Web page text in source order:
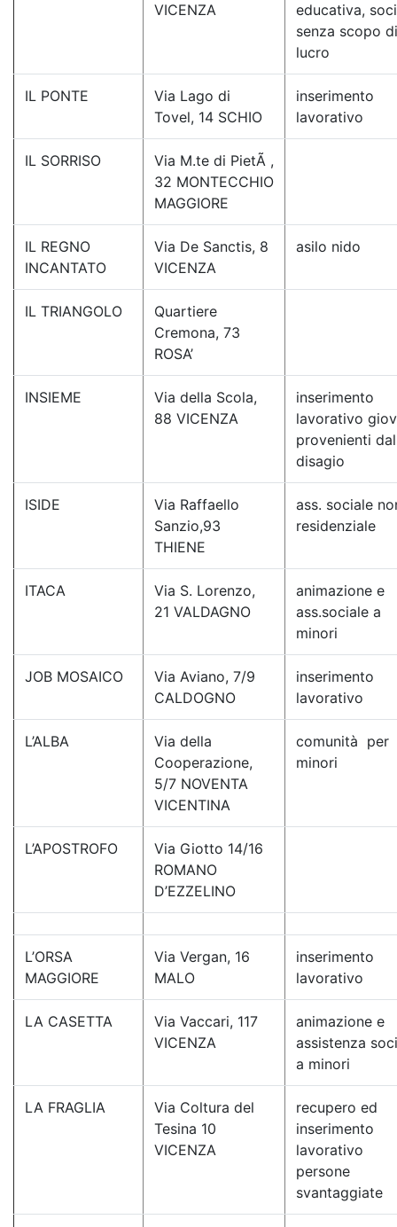
VICENZA
educativa,
senza scopo di
lucro
IL PONTE
Via Lago di
Tovel, 14 SCHIO
inserimento
lavorativo
IL SORRISO
Via M.te di PietÃ ,
32 MONTECCHIO
MAGGIORE
IL REGNO
INCANTATO
Via De Sanctis, 8
VICENZA
asilo nido
IL TRIANGOLO
Quartiere
Cremona, 73
ROSA’
INSIEME
Via della Scola,
88 VICENZA
inserimento
lavorativo
provenienti dal
disagio
ISIDE
Via Raffaello
Sanzio,93
THIENE
ass. sociale
residenziale
ITACA
Via S. Lorenzo,
21 VALDAGNO
animazione e
ass.sociale a
minori
JOB MOSAICO
Via Aviano, 7/9
CALDOGNO
inserimento
lavorativo
L’ALBA
Via della
Cooperazione,
5/7 NOVENTA
VICENTINA
comunità per
minori
L’APOSTROFO
Via Giotto 14/16
ROMANO
D’EZZELINO
L’ORSA
MAGGIORE
Via Vergan, 16
MALO
inserimento
lavorativo
LA CASETTA
Via Vaccari, 117
VICENZA
animazione e
assistenza
a minori
LA FRAGLIA
Via Coltura del
Tesina 10
VICENZA
recupero ed
inserimento
lavorativo
persone
svantaggiate